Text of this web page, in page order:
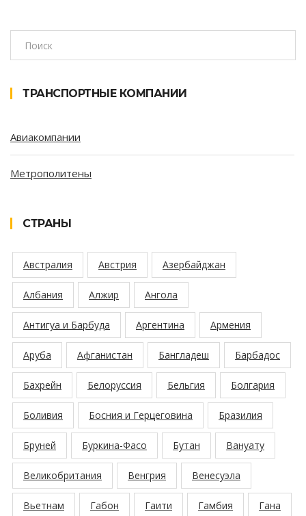
ТРАНСПОРТНЫЕ КОМПАНИИ
Авиакомпании
Метрополитены
СТРАНЫ
Австралия Австрия Азербайджан
Албания Алжир Ангола
Антигуа и Барбуда Аргентина Армения
Аруба Афганистан Бангладеш Барбадос
Бахрейн Белоруссия Бельгия Болгария
Боливия Босния и Герцеговина Бразилия
Бруней Буркина-Фасо Бутан Вануату
Великобритания Венгрия Венесуэла
Вьетнам Габон Гаити Гамбия Гана